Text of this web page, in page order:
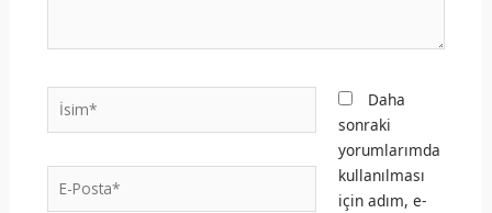
İsim*
Daha
sonraki
yorumlarımda
kullanılması
için adım, e-